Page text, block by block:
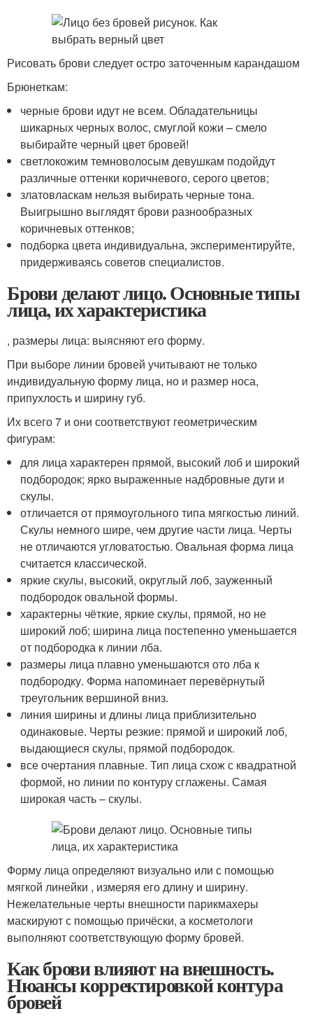
Рисовать брови следует остро заточенным карандашом
Брюнеткам:
черные брови идут не всем. Обладательницы
шикарных черных волос, смуглой кожи – смело
выбирайте черный цвет бровей!
светлокожим темноволосым девушкам подойдут
различные оттенки коричневого, серого цветов;
златовласкам нельзя выбирать черные тона.
Выигрышно выглядят брови разнообразных
коричневых оттенков;
подборка цвета индивидуальна, экспериментируйте,
придерживаясь советов специалистов.
Брови делают лицо. Основные типы
лица, их характеристика
, размеры лица: выясняют его форму.
При выборе линии бровей учитывают не только
индивидуальную форму лица, но и размер носа,
припухлость и ширину губ.
Их всего 7 и они соответствуют геометрическим
фигурам:
для лица характерен прямой, высокий лоб и широкий
подбородок; ярко выраженные надбровные дуги и
скулы.
отличается от прямоугольного типа мягкостью линий.
Скулы немного шире, чем другие части лица. Черты
не отличаются угловатостью. Овальная форма лица
считается классической.
яркие скулы, высокий, округлый лоб, зауженный
подбородок овальной формы.
характерны чёткие, яркие скулы, прямой, но не
широкий лоб; ширина лица постепенно уменьшается
от подбородка к линии лба.
размеры лица плавно уменьшаются ото лба к
подбородку. Форма напоминает перевёрнутый
треугольник вершиной вниз.
линия ширины и длины лица приблизительно
одинаковые. Черты резкие: прямой и широкий лоб,
выдающиеся скулы, прямой подбородок.
все очертания плавные. Тип лица схож с квадратной
формой, но линии по контуру сглажены. Самая
широкая часть – скулы.
Форму лица определяют визуально или с помощью
мягкой линейки , измеряя его длину и ширину.
Нежелательные черты внешности парикмахеры
маскируют с помощью причёски, а косметологи
выполняют соответствующую форму бровей.
Как брови влияют на внешность.
Нюансы корректировкой контура
бровей